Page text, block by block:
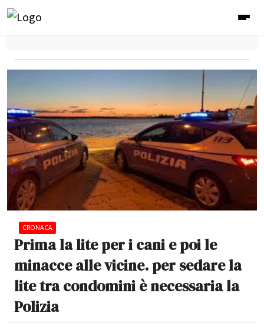
CRONACA
Prima la lite per i cani e poi le
minacce alle vicine. per sedare la
lite tra condomini è necessaria la
Polizia